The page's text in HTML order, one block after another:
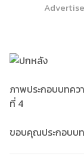
ภาพประกอบบทคว
ที่ 4
ขอบคุณประกอบบ